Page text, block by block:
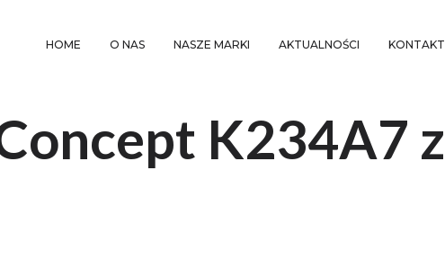
HOME O NAS NASZE MARKI AKTUALNOŚCI KONTAKT
K234A7 z